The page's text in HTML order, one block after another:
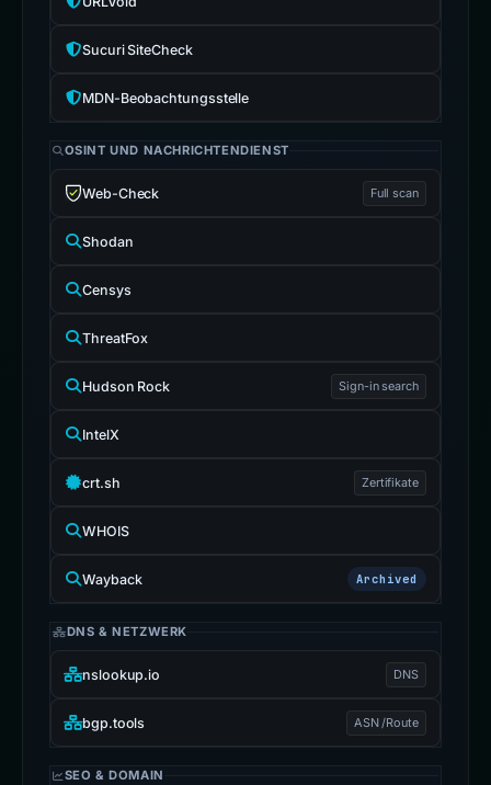
Sucuri SiteCheck
MDN-Beobachtungsstelle
OSINT UND NACHRICHTENDIENST
Web-Check Full scan
Shodan
Censys
ThreatFox
Hudson Rock Sign-in search
IntelX
crt.sh Zertifikate
WHOIS
Wayback Archived
DNS & NETZWERK
nslookup.io DNS
bgp.tools ASN /Route
SEO & DOMAIN